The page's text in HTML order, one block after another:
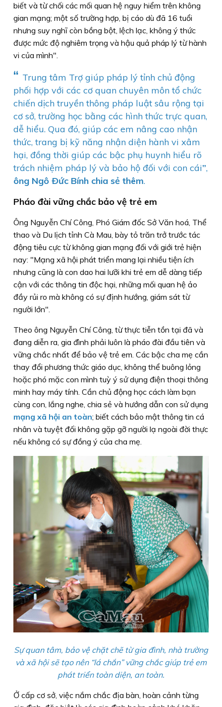
biết và từ chối các mối quan hệ nguy hiểm trên không
gian mạng; một số trường hợp, bị cáo dù đã 16 tuổi
nhưng suy nghĩ còn bồng bột, lệch lạc, không ý thức
được mức độ nghiêm trọng và hậu quả pháp lý từ hành
vi của mình".
“ Trung tâm Trợ giúp pháp lý tỉnh chủ động
phối hợp với các cơ quan chuyên môn tổ chức
chiến dịch truyền thông pháp luật sâu rộng tại
cơ sở, trường học bằng các hình thức trực quan,
dễ hiểu. Qua đó, giúp các em nâng cao nhận
thức, trang bị kỹ năng nhận diện hành vi xâm
hại, đồng thời giúp các bậc phụ huynh hiểu rõ
trách nhiệm pháp lý và bảo hộ đối với con cái”,
ông Ngô Ðức Bính chia sẻ thêm.
Pháo đài vững chắc bảo vệ trẻ em
Ông Nguyễn Chí Công, Phó Giám đốc Sở Văn hoá, Thể
thao và Du lịch tỉnh Cà Mau, bày tỏ trăn trở trước tác
động tiêu cực từ không gian mạng đối với giới trẻ hiện
nay: "Mạng xã hội phát triển mang lại nhiều tiện ích
nhưng cũng là con dao hai lưỡi khi trẻ em dễ dàng tiếp
cận với các thông tin độc hại, những mối quan hệ ảo
đầy rủi ro mà không có sự định hướng, giám sát từ
người lớn".
Theo ông Nguyễn Chí Công, từ thực tiễn tồn tại đã và
đang diễn ra, gia đình phải luôn là pháo đài đầu tiên và
vững chắc nhất để bảo vệ trẻ em. Các bậc cha mẹ cần
thay đổi phương thức giáo dục, không thể buông lỏng
hoặc phó mặc con mình tuỳ ý sử dụng điện thoại thông
minh hay máy tính. Cần chủ động học cách làm bạn
cùng con, lắng nghe, chia sẻ và hướng dẫn con sử dụng
mạng xã hội an toàn; biết cách bảo mật thông tin cá
nhân và tuyệt đối không gặp gỡ người lạ ngoài đời thực
nếu không có sự đồng ý của cha mẹ.
Sự quan tâm, bảo vệ chặt chẽ từ gia đình, nhà trường
và xã hội sẽ tạo nên “lá chắn” vững chắc giúp trẻ em
phát triển toàn diện, an toàn.
Ở cấp cơ sở, việc nắm chắc địa bàn, hoàn cảnh từng